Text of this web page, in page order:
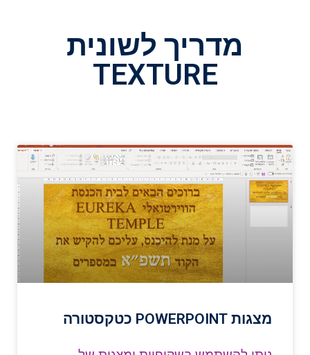
מדריך לשונית
TEXTURE
מצגות POWERPOINT כטקסטורה